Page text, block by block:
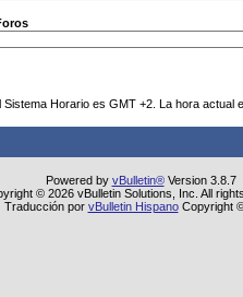
Sistema Horario es GMT +2. La hora actual
Powered by vBulletin®Version 3.8.7
© 2026 vBulletin Solutions, Inc. All
Traducción por vBulletin HispanoCopyright